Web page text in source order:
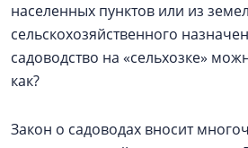
населенных пунктов или из
сельскохозяйственного
садоводство на «сельхозке»
как?
Закон о садоводах вносит